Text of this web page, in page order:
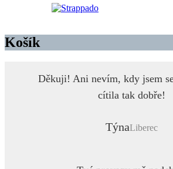
Košík
Děkuji! Ani nevím, kdy jsem
cítila tak dobře!
TýnaLiberec